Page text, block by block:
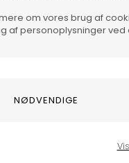
om vores brug af
af personoplysninger ved
med lynlås foran.
under armene, som
at bruge til et mildere klima.